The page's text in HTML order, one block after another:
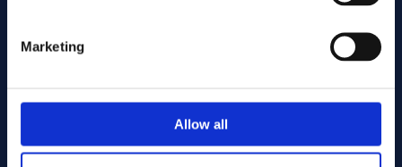
Marketing
Allow all
Associerade produkter